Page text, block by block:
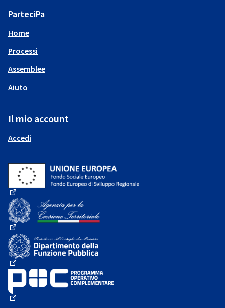
ParteciPa
Home
Processi
Assemblee
Aiuto
Il mio account
Accedi
(Collegamento esterno)
(Collegamento esterno)
(Collegamento esterno)